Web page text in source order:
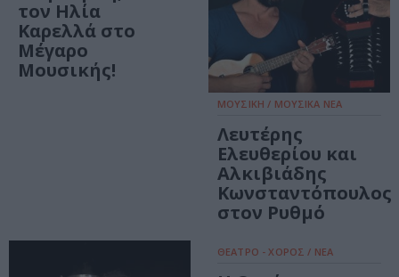
τον Ηλία
Καρελλά στο
Μέγαρο
Μουσικής!
ΜΟΥΣΙΚΗ / ΜΟΥΣΙΚΑ ΝΕΑ
Λευτέρης
Ελευθερίου και
Αλκιβιάδης
Κωνσταντόπουλος
στον Ρυθμό
ΘΕΑΤΡΟ - ΧΟΡΟΣ / ΝΕΑ